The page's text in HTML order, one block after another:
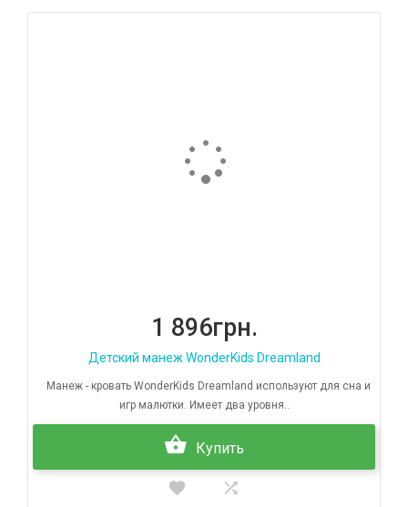
1 896грн.
Детский манеж WonderKids Dreamland
Манеж - кровать WonderKids Dreamland используют для сна и
игр малютки. Имеет два уровня..
Купить